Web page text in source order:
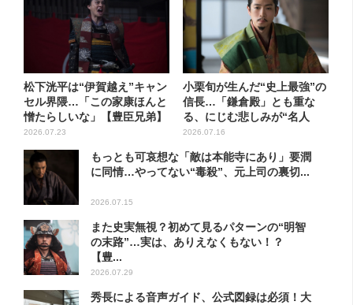
松下洸平は“伊賀越え”キャン
セル界隈…「この家康ほんと
憎たらしいな」【豊臣兄弟】
2026.07.23
小栗旬が生んだ“史上最強”の
信長…「鎌倉殿」とも重な
る、にじむ悲しみが“名人
芸”...
2026.07.16
もっとも可哀想な「敵は本能寺にあり」要潤
に同情…やってない“毒殺”、元上司の裏切...
2026.07.15
また史実無視？初めて見るパターンの“明智
の末路”…実は、ありえなくもない！？
【豊...
2026.07.29
秀長による音声ガイド、公式図録は必須！大